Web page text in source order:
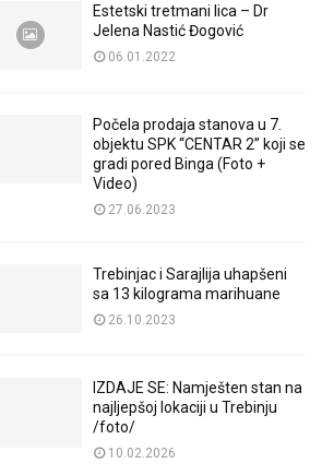
Estetski tretmani lica – Dr
Jelena Nastić Đogović
06.01.2022
Počela prodaja stanova u 7.
objektu SPK “CENTAR 2” koji se
gradi pored Binga (Foto +
Video)
27.06.2023
Trebinjac i Sarajlija uhapšeni
sa 13 kilograma marihuane
26.10.2023
IZDAJE SE: Namješten stan na
najljepšoj lokaciji u Trebinju
/foto/
10.02.2026